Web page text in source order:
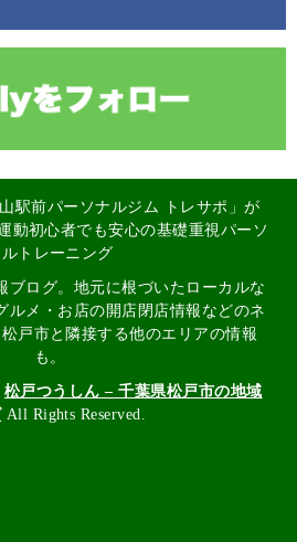
駅前パーソナルジム トレサポ」が
動初心者でも安心の基礎重視パーソ
トレーニング
ブログ。地元に根づいたローカルな
ルメ・お店の開店閉店情報などのネ
戸市と隣接する他のエリアの情報
も。
松戸つうしん – 千葉県松戸市の地域
All Rights Reserved.